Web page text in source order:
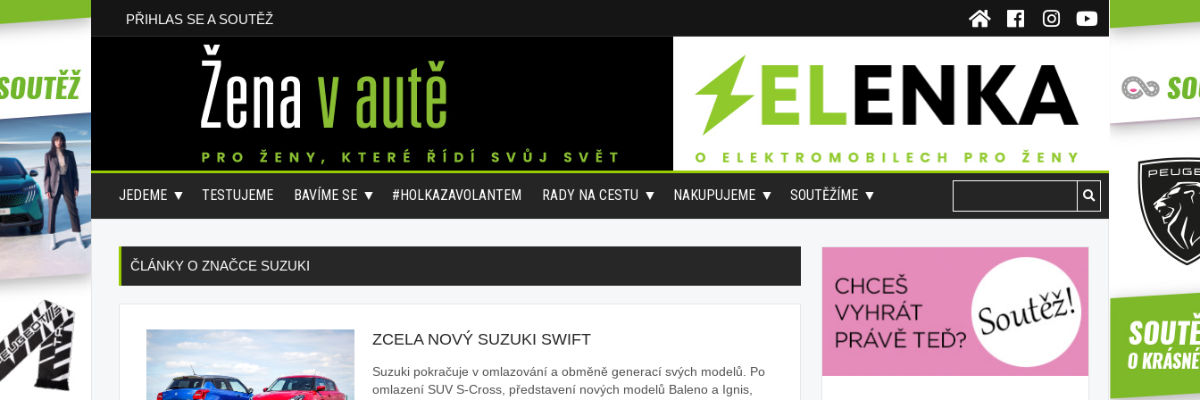
PŘIHLAS SE A SOUTĚŽ
JEDEME TESTUJEME BAVÍME SE #HOLKAZAVOLANTEM RADY NA CESTU NAKUPUJEME SOUTĚŽÍME
ČLÁNKY O ZNAČCE SUZUKI
ZCELA NOVÝ SUZUKI SWIFT
Suzuki pokračuje v omlazování a obměně generací svých modelů. Po
omlazení SUV S-Cross, představení nových modelů Baleno a Ignis,